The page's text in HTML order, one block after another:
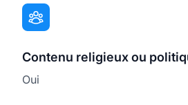
Contenu religieux ou
Oui